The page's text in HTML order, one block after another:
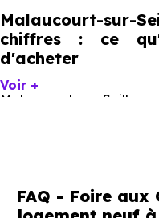
Malaucourt-sur-
chiffres : ce
d'acheter
Malaucourt-sur-Seille
41.22 % d'adultes
Voir +
FAQ - Foire aux